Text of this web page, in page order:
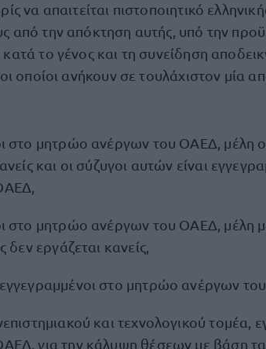
να απαιτείται πιστοποιητικό
από την απόκτηση αυτής, υπό την
το γένος και τη συνείδηση
οποίοι ανήκουν σε τουλάχιστον μία
στο μητρώο ανέργων του ΟΑΕΔ, μέλη
και οι σύζυγοι αυτών είναι
στο μητρώο ανέργων του ΟΑΕΔ, μέλη
δεν εργάζεται κανείς,
στο μητρώο ανέργων
και τεχνολογικού τομέα,
για την κάλυψη θέσεων με βάση τα